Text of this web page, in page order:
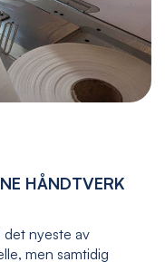
HÅNDTVERK
det nyeste av
men samtidig